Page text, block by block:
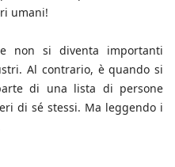
umani!
non si diventa importanti
Al contrario, è quando si
di una lista di persone
di sé stessi. Ma leggendo i